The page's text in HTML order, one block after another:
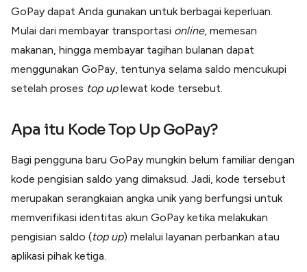
GoPay dapat Anda gunakan untuk berbagai keperluan.
Mulai dari membayar transportasi online, memesan
makanan, hingga membayar tagihan bulanan dapat
menggunakan GoPay, tentunya selama saldo mencukupi
setelah proses top uplewat kode tersebut.
Apa itu Kode Top Up GoPay?
Bagi pengguna baru GoPay mungkin belum familiar dengan
kode pengisian saldo yang dimaksud. Jadi, kode tersebut
merupakan serangkaian angka unik yang berfungsi untuk
memverifikasi identitas akun GoPay ketika melakukan
pengisian saldo (top up) melalui layanan perbankan atau
aplikasi pihak ketiga.